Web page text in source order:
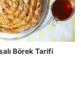
Börek Tarifi